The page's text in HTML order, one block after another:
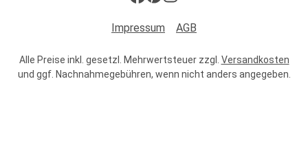
Impressum AGB
Alle Preise inkl. gesetzl. Mehrwertsteuer zzgl. Versandkosten
und ggf. Nachnahmegebühren, wenn nicht anders angegeben.